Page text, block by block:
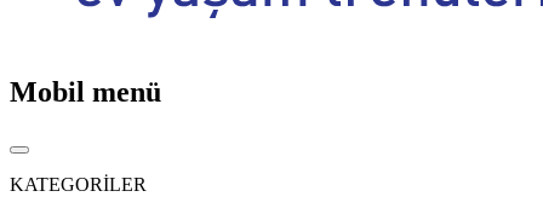
Mobil menü
KATEGORİLER